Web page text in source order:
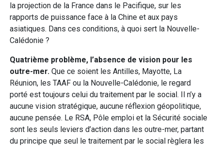
la projection de la France dans le Pacifique, sur les
rapports de puissance face à la Chine et aux pays
asiatiques. Dans ces conditions, à quoi sert la Nouvelle-
Calédonie ?
Quatrième problème, l’absence de vision pour les
outre-mer. Que ce soient les Antilles, Mayotte, La
Réunion, les TAAF ou la Nouvelle-Calédonie, le regard
porté est toujours celui du traitement par le social. Il n’y a
aucune vision stratégique, aucune réflexion géopolitique,
aucune pensée. Le RSA, Pôle emploi et la Sécurité sociale
sont les seuls leviers d’action dans les outre-mer, partant
du principe que seul le traitement par le social règlera les